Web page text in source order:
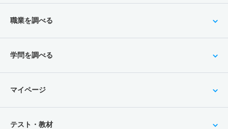
職業を調べる
学問を調べる
マイページ
テスト・教材